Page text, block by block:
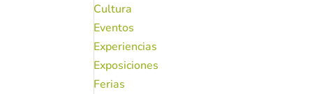
Cultura
Eventos
Experiencias
Exposiciones
Ferias